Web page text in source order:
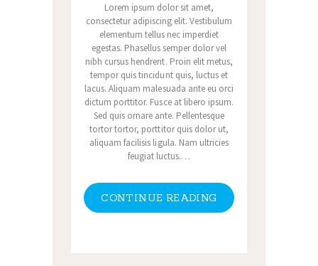
Lorem ipsum dolor sit amet,
consectetur adipiscing elit. Vestibulum
elementum tellus nec imperdiet
egestas. Phasellus semper dolor vel
nibh cursus hendrerit. Proin elit metus,
tempor quis tincidunt quis, luctus et
lacus. Aliquam malesuada ante eu orci
dictum porttitor. Fusce at libero ipsum.
Sed quis ornare ante. Pellentesque
tortor tortor, porttitor quis dolor ut,
aliquam facilisis ligula. Nam ultricies
feugiat luctus.…
CONTINUE READING